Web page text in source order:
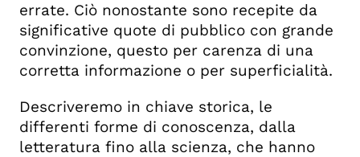
errate. Ciò nonostante sono recepite da
significative quote di pubblico con grande
convinzione, questo per carenza di una
corretta informazione o per superficialità.
Descriveremo in chiave storica, le
differenti forme di conoscenza, dalla
letteratura fino alla scienza, che hanno